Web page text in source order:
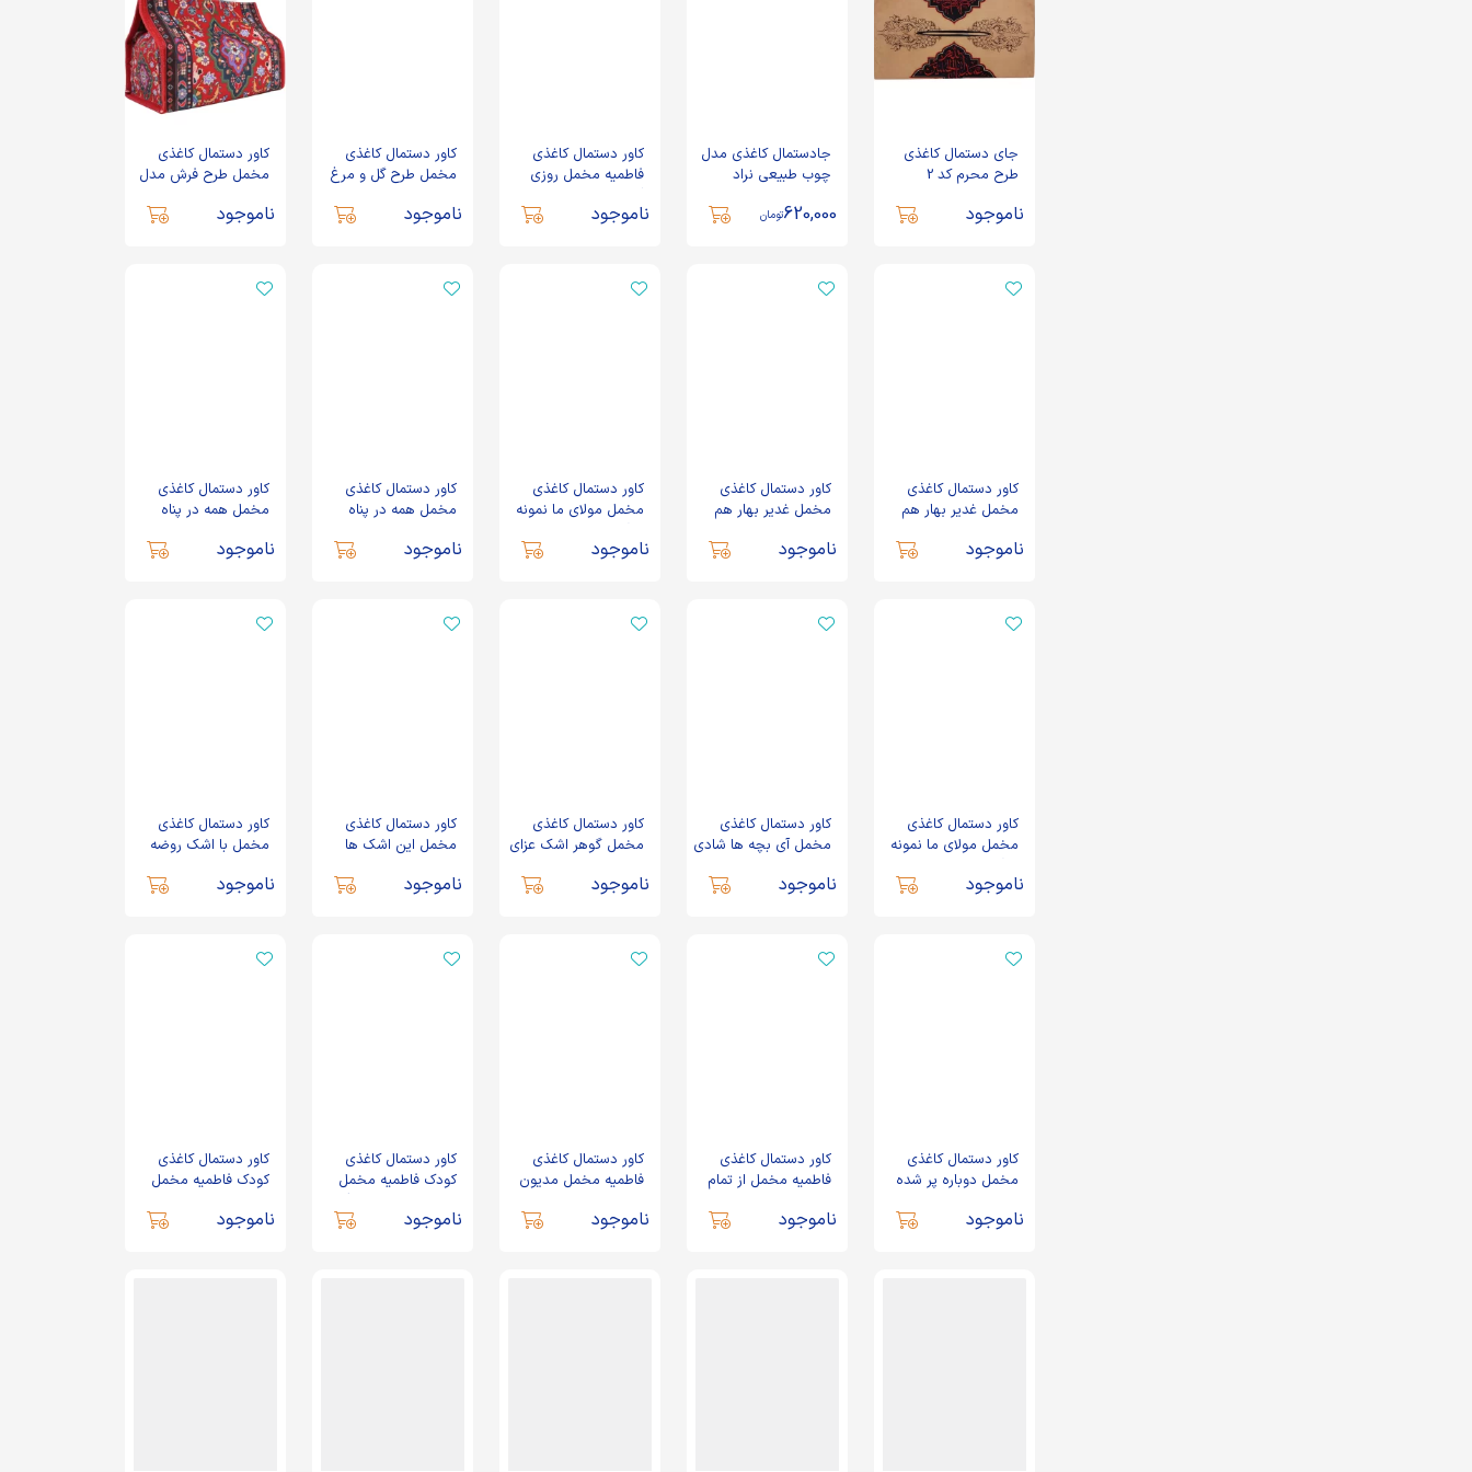
جای دستمال کاغذی
طرح محرم کد 2
ناموجود
جادستمال کاغذی مدل
چوب طبیعی نراد
620,000تومان
کاور دستمال کاغذی
فاطمیه مخمل روزی
ناموجود
کاور دستمال کاغذی
مخمل طرح گل و مرغ
ناموجود
کاور دستمال کاغذی
مخمل طرح فرش مدل
ناموجود
کاور دستمال کاغذی
مخمل غدیر بهار هم
ناموجود
کاور دستمال کاغذی
مخمل غدیر بهار هم
ناموجود
کاور دستمال کاغذی
مخمل مولای ما نمونه
ناموجود
کاور دستمال کاغذی
مخمل همه در پناه
ناموجود
کاور دستمال کاغذی
مخمل همه در پناه
ناموجود
کاور دستمال کاغذی
مخمل مولای ما نمونه
ناموجود
کاور دستمال کاغذی
مخمل آی بچه ها شادی
ناموجود
کاور دستمال کاغذی
مخمل گوهر اشک عزای
ناموجود
کاور دستمال کاغذی
مخمل این اشک ها
0148
ناموجود
کاور دستمال کاغذی
مخمل با اشک روضه
ناموجود
کاور دستمال کاغذی
مخمل دوباره پر شده
ناموجود
کاور دستمال کاغذی
فاطمیه مخمل از تمام
ناموجود
کاور دستمال کاغذی
فاطمیه مخمل مدیون
ناموجود
کاور دستمال کاغذی
کودک فاطمیه مخمل
کد 0457
ناموجود
کاور دستمال کاغذی
کودک فاطمیه مخمل
ناموجود